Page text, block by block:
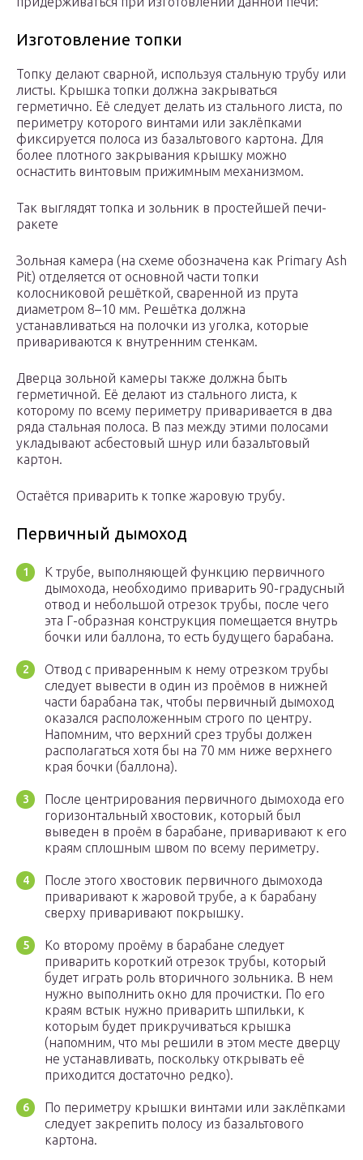
Изготовление топки
Топку делают сварной, используя стальную трубу или
листы. Крышка топки должна закрываться
герметично. Её следует делать из стального листа, по
периметру которого винтами или заклёпками
фиксируется полоса из базальтового картона. Для
более плотного закрывания крышку можно
оснастить винтовым прижимным механизмом.
Так выглядят топка и зольник в простейшей печи-
ракете
Зольная камера (на схеме обозначена как Primary Ash
Pit) отделяется от основной части топки
колосниковой решёткой, сваренной из прута
диаметром 8–10 мм. Решётка должна
устанавливаться на полочки из уголка, которые
привариваются к внутренним стенкам.
Дверца зольной камеры также должна быть
герметичной. Её делают из стального листа, к
которому по всему периметру приваривается в два
ряда стальная полоса. В паз между этими полосами
укладывают асбестовый шнур или базальтовый
картон.
Остаётся приварить к топке жаровую трубу.
Первичный дымоход
К трубе, выполняющей функцию первичного
дымохода, необходимо приварить 90-градусный
отвод и небольшой отрезок трубы, после чего
эта Г-образная конструкция помещается внутрь
бочки или баллона, то есть будущего барабана.
Отвод с приваренным к нему отрезком трубы
следует вывести в один из проёмов в нижней
части барабана так, чтобы первичный дымоход
оказался расположенным строго по центру.
Напомним, что верхний срез трубы должен
располагаться хотя бы на 70 мм ниже верхнего
края бочки (баллона).
После центрирования первичного дымохода его
горизонтальный хвостовик, который был
выведен в проём в барабане, приваривают к его
краям сплошным швом по всему периметру.
После этого хвостовик первичного дымохода
приваривают к жаровой трубе, а к барабану
сверху приваривают покрышку.
Ко второму проёму в барабане следует
приварить короткий отрезок трубы, который
будет играть роль вторичного зольника. В нем
нужно выполнить окно для прочистки. По его
краям встык нужно приварить шпильки, к
которым будет прикручиваться крышка
(напомним, что мы решили в этом месте дверцу
не устанавливать, поскольку открывать её
приходится достаточно редко).
По периметру крышки винтами или заклёпками
следует закрепить полосу из базальтового
картона.